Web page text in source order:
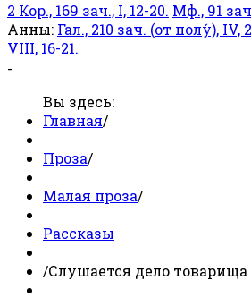
2 Кор., 169 зач., I, 12-20. Мф., 91
Анны: Гал., 210 зач. (от полу́), IV,
VIII, 16-21.
-
Вы здесь:
Главная/
Проза/
Малая проза/
Рассказы
/Слушается дело